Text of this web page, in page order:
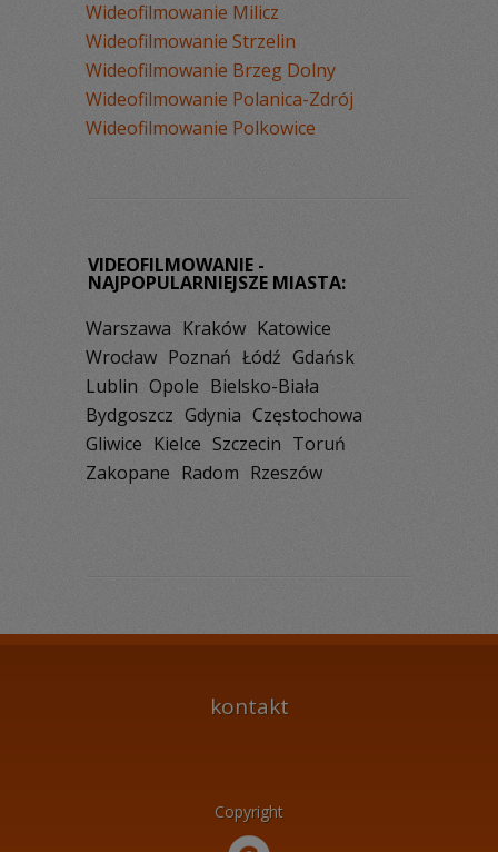
Wideofilmowanie Milicz
Wideofilmowanie Strzelin
Wideofilmowanie Brzeg Dolny
Wideofilmowanie Polanica-Zdrój
Wideofilmowanie Polkowice
VIDEOFILMOWANIE -
NAJPOPULARNIEJSZE MIASTA:
Warszawa Kraków Katowice
Wrocław Poznań Łódź Gdańsk
Lublin Opole Bielsko-Biała
Bydgoszcz Gdynia Częstochowa
Gliwice Kielce Szczecin Toruń
Zakopane Radom Rzeszów
kontakt
Copyright